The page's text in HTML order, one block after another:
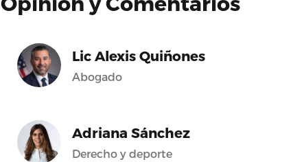
Lic Alexis Quiñones
Abogado
Adriana Sánchez
Derecho y deporte